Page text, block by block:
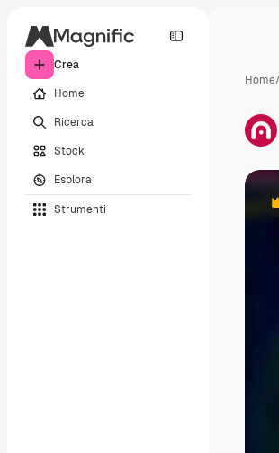
Crea
Home
Ricerca
Stock
Esplora
Strumenti
Home/